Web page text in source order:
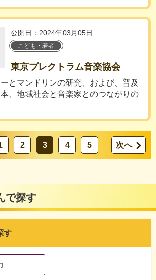
公開日：2024年03月05日
こども・若者
東京プレクトラム音楽協会
とマンドリンの研究、および、普及
、地域社会と音楽家とのつながりの
2 3 4 5 次へ
で探す
す